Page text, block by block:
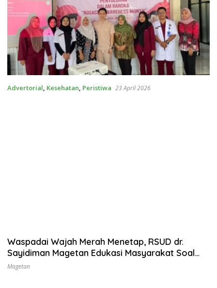
Advertorial, Kesehatan, Peristiwa 23 April 2026
Waspadai Wajah Merah Menetap, RSUD dr.
Sayidiman Magetan Edukasi Masyarakat Soal
Rosacea
Magetan